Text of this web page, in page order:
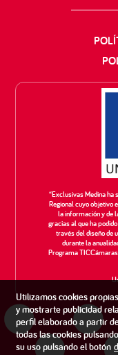
“Exclusivas Medina ha
Regional cuyo objetivo
la información y de
gracias al que ha
través del diseño de
durante la
Programa
Utilizamos cookies
y mostrarte publicidad
perfil elaborado a partir
todas las cookies
su uso pulsando el botón